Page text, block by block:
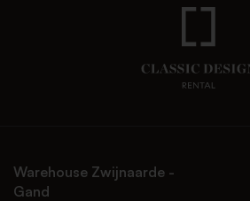
Warehouse Zwijnaarde -
Gand